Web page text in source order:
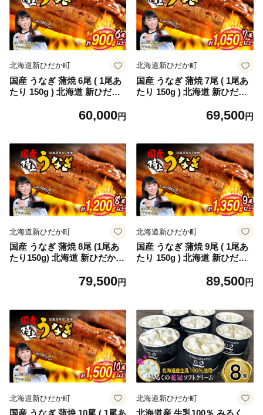
北海道新ひだか町
国産 うなぎ 蒲焼 6尾 ( 1尾あ
たり 150g ) 北海道 新ひだか
ウナギ 鰻 ミツイシコンブ
60,000円
北海道新ひだか町
国産 うなぎ 蒲焼 7尾 ( 1尾あ
たり 150g ) 北海道 新ひだか
ウナギ 鰻 ミツイシコンブ
69,500円
北海道新ひだか町
国産 うなぎ 蒲焼 8尾 (1尾あ
たり150g) 北海道 新ひだか
ウナギ 鰻 ミツイシコンブ
79,500円
北海道新ひだか町
国産 うなぎ 蒲焼 9尾 ( 1尾あ
たり 150g ) 北海道 新ひだか
ウナギ 鰻 ミツイシコンブ
89,500円
北海道新ひだか町 北海道新ひだか町